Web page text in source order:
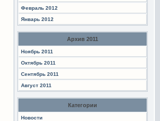
Февраль 2012
Январь 2012
Архив 2011
Ноябрь 2011
Октябрь 2011
Сентябрь 2011
Август 2011
Категории
Новости